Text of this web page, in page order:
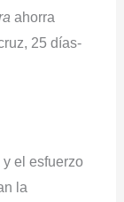
ahorra
25 días-
el esfuerzo
la